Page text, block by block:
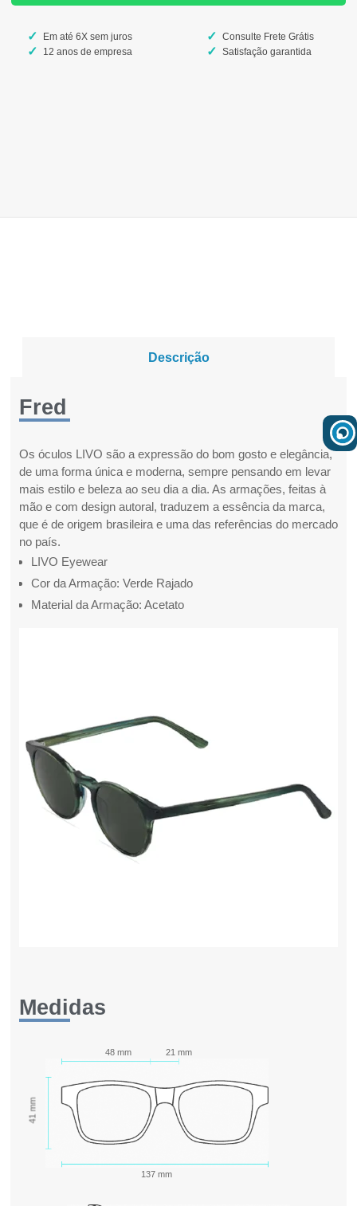
Em até 6X sem juros
12 anos de empresa
Consulte Frete Grátis
Satisfação garantida
Descrição
Fred
Os óculos LIVO são a expressão do bom gosto e elegância,
de uma forma única e moderna, sempre pensando em levar
mais estilo e beleza ao seu dia a dia. As armações, feitas à
mão e com design autoral, traduzem a essência da marca,
que é de origem brasileira e uma das referências do mercado
no país.
LIVO Eyewear
Cor da Armação: Verde Rajado
Material da Armação: Acetato
Medidas
48 mm 21 mm
41 mm
137 mm